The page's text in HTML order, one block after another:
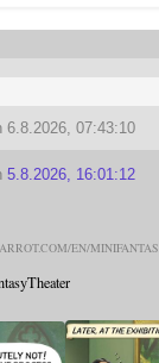
07:43:10
5.8.2026, 16:01:12
EN/MINIFANTAS